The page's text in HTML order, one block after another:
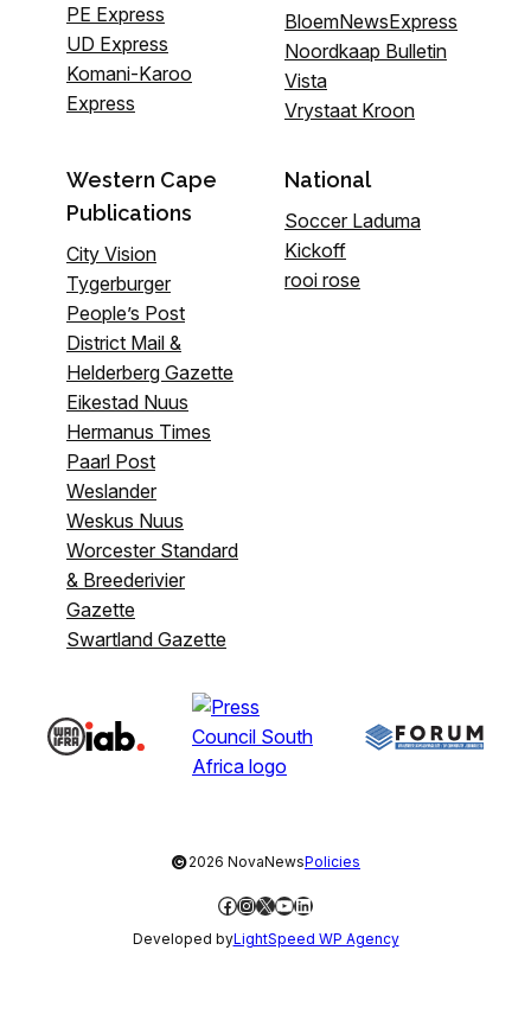
PE Express
UD Express
Komani-Karoo
Express
BloemNewsExpress
Noordkaap Bulletin
Vista
Vrystaat Kroon
Western Cape
Publications
City Vision
Tygerburger
People’s Post
District Mail &
Helderberg Gazette
Eikestad Nuus
Hermanus Times
Paarl Post
Weslander
Weskus Nuus
Worcester Standard
& Breederivier
Gazette
Swartland Gazette
National
Soccer Laduma
Kickoff
rooi rose
©2026 NovaNewsPolicies
Facebook
Instagram
X YouTube
LinkedIn
Developed byLightSpeed WP Agency